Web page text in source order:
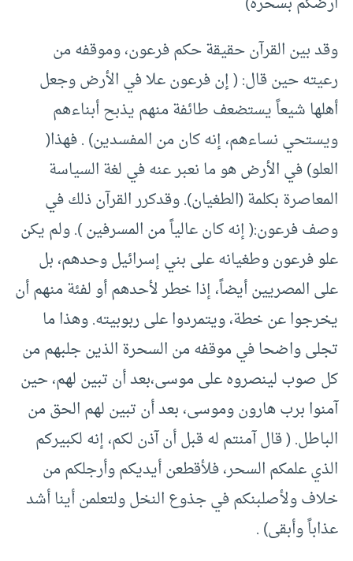
وقد بين القرآن حقيقة حكم فرعون، وموقفه من
رعيته حين قال: ( إن فرعون علا في الأرض وجعل
أهلها شيعاً يستضعف طائفة منهم يذبح أبناءهم
ويستحي نساءهم، إنه كان من المفسدين) . فهذا(
العلو) في الأرض هو ما نعبر عنه في لغة السياسة
المعاصرة بكلمة (الطغيان). وقدكرر القرآن ذلك في
وصف فرعون:( إنه كان عالياً من المسرفين ). ولم يكن
علو فرعون وطغيانه على بني إسرائيل وحدهم، بل
على المصريين أيضاً، إذا خطر لأحدهم أو لفئة منهم أن
يخرجوا عن خطة، ويتمردوا على ربوبيته. وهذا ما
تجلى واضحا في موقفه من السحرة الذين جلبهم من
كل صوب لينصروه على موسى،بعد أن تبين لهم، حين
آمنوا برب هارون وموسى، بعد أن تبين لهم الحق من
الباطل. ( قال آمنتم له قبل أن آذن لكم، إنه لكبيركم
الذي علمكم السحر، فلأقطعن أيديكم وأرجلكم من
خلاف ولأصلبنكم في جذوع النخل ولتعلمن أينا أشد
عذاباً وأبقى) .